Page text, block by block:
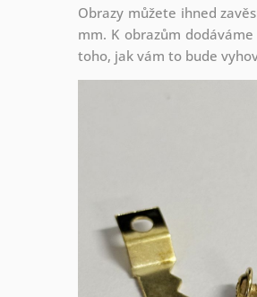
Obrazy můžete ihned
mm. K obrazům
toho, jak vám to bude